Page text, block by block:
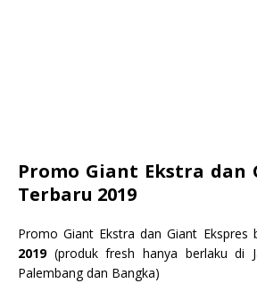
Promo Giant Ekstra dan
Terbaru 2019
Promo Giant Ekstra dan Giant Ekspres
2019(produk fresh hanya berlaku di
Palembang dan Bangka)